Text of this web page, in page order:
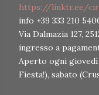
https://linktr.ee/
info +39 333 210
Via Dalmazia 127,
ingresso a
Aperto ogni giovedì
Fiesta!), sabato